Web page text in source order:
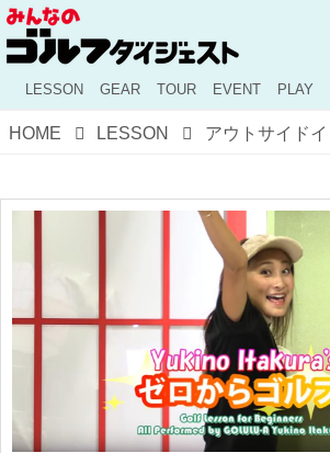
LESSON GEAR TOUR EVENT PLAY
HOME LESSON